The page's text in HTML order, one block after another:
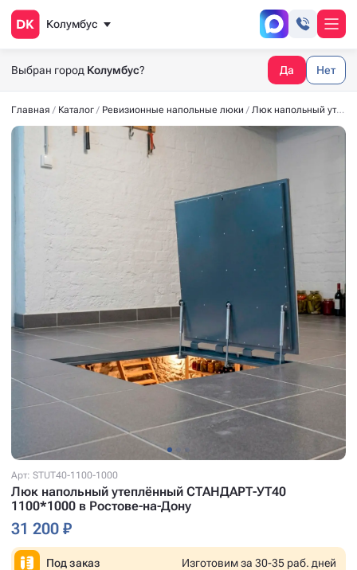
Колумбус
Выбран город Колумбус? Да Нет
Главная Каталог Ревизионные напольные люки Люк напольный утеплённый СТАНДАРТ-УТ40 1100*1000
Арт: STUT40-1100-1000
Люк напольный утеплённый СТАНДАРТ-УТ40
1100*1000 в Ростове-на-Дону
31 200 ₽
Под заказ Изготовим за 30-35 раб. дней